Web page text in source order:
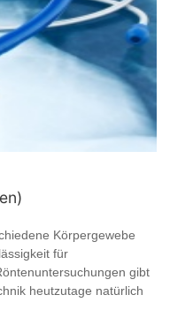
Körpergewebe
für
gibt
heutzutage natürlich